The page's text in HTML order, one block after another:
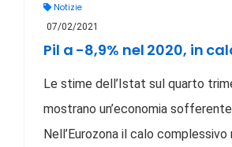
Notizie
07/02/2021
Pil a -8,9% nel 2020, in
Le stime dell’Istat sul quarto
mostrano un’economia
Nell’Eurozona il calo